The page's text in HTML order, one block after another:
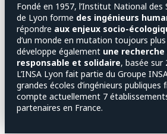
Fondé en 1957, l’Institut National des
de Lyon forme des ingénieurs
répondre aux enjeux socio-
d’un monde en mutation toujours plus
développe également une recherche
responsable et solidaire, basée sur
L’INSA Lyon fait partie du Groupe
grandes écoles d’ingénieurs publiques
compte actuellement 7
partenaires en France.